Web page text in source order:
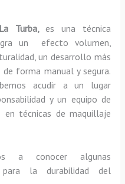
Turba, es una técnica
un efecto volumen,
un desarrollo más
forma manual y segura.
acudir a un lugar
y un equipo de
técnicas de maquillaje
a conocer algunas
para la durabilidad del